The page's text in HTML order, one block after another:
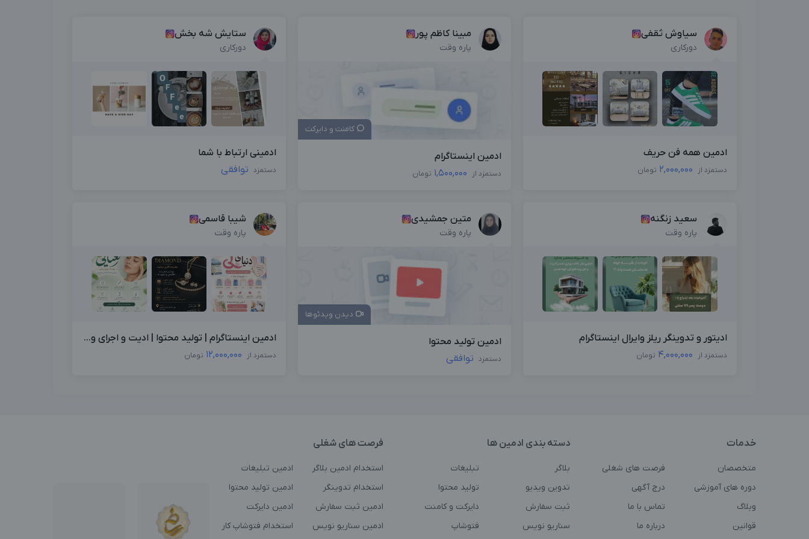
سیاوش ثقفی
دورکاری
ادمین همه فن حریف
دستمزد از 2,000,000 تومان
مبینا کاظم پور
پاره وقت
کامنت و دایرکت
ادمین اینستاگرام
دستمزد از 1,500,000 تومان
ستایش شه بخش
دورکاری
ادمینی ارتباط با شما
دستمزد توافقی
سعید زنگنه
پاره وقت
ادیتور و تدوینگر ریلز وایرال اینستاگرام
دستمزد از 4,000,000 تومان
متین جمشیدی
پاره وقت
دیدن ویدئوها
ادمین تولید محتوا
دستمزد توافقی
شیبا قاسمی
پاره وقت
ادمین اینستاگرام | تولید محتوا | ادیت و اجرای و...
دستمزد از 12,000,000 تومان
خدمات
متخصصان
فرصت های شغلی
دوره های آموزشی
درج آگهی
وبلاگ
تماس با ما
قوانین
درباره ما
دسته بندی ادمین ها
بلاگر
تبلیغات
تدوین ویدیو
تولید محتوا
ثبت سفارش
دایرکت و کامنت
سناریو نویس
فتوشاپ
فرصت های شغلی
استخدام ادمین بلاگر
ادمین تبلیغات
استخدام تدوینگر
ادمین تولید محتوا
ادمین ثبت سفارش
ادمین دایرکت
ادمین سناریو نویس
استخدام فتوشاپ کار